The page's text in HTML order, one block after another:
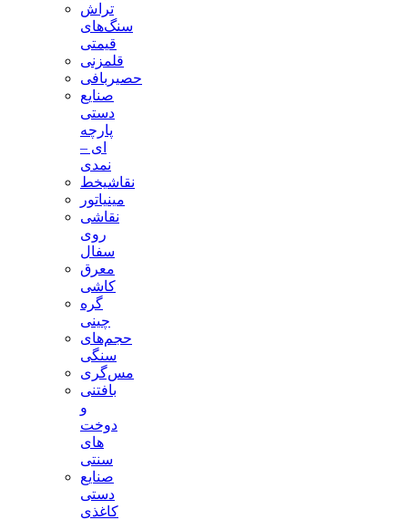
تراش
سنگ‌های
قیمتی
قلمزنی
حصیربافی
صنایع
دستی
پارچه
ای –
نمدی
نقاشیخط
مینیاتور
نقاشی
روی
سفال
معرق
کاشی
گره
چینی
حجم‌های
سنگی
مس‌گری
بافتنی‌
و
دوخت
های
سنتی
صنایع
دستی
کاغذی